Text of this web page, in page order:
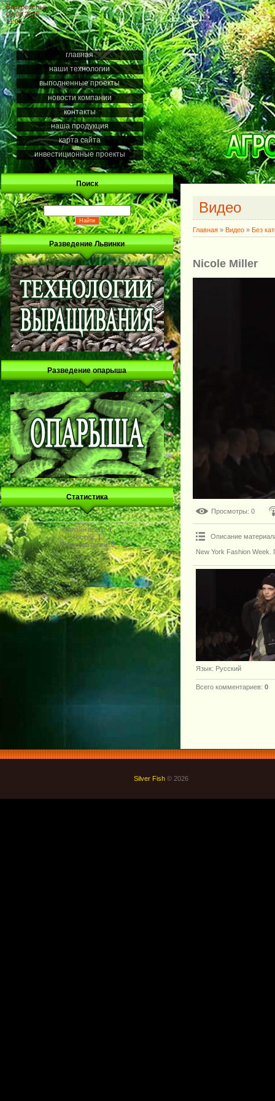
Воскресенье
09.08.2026
11:06
главная
наши технологии
выполненные проекты
новости компании
контакты
наша продукция
карта сайта
инвестиционные проекты
Поиск
Разведение Львинки
Разведение опарыша
Статистика
Онлайн всего:1
Гостей:1
Пользователей:0
Видео
Главная » Видео » Без
Nicole Miller
Просмотры: 0
Описание
New York Fashion Week.
Язык: Русский
Всего комментариев: 0
Silver Fish © 2026